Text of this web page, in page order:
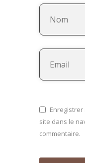
Enregistrer
site dans le
commentaire.